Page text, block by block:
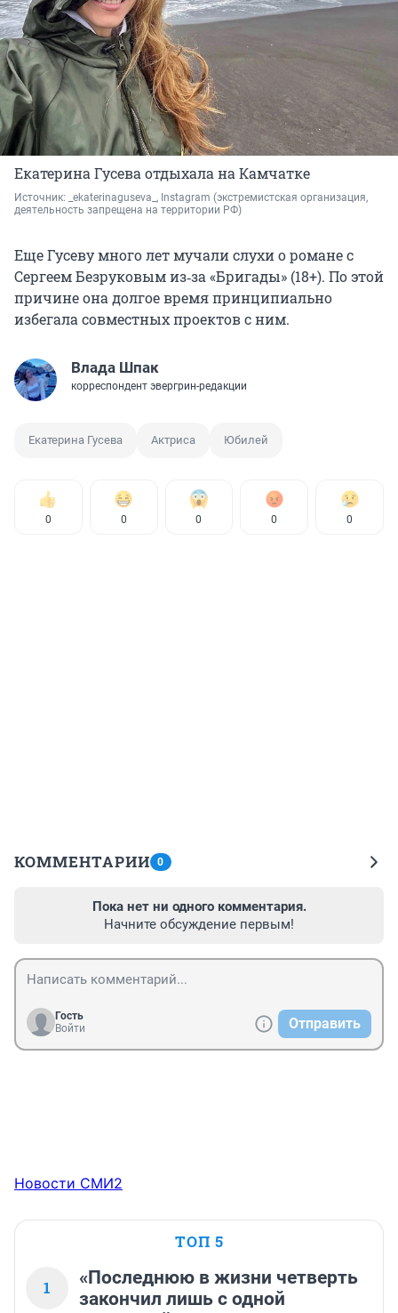
Екатерина Гусева отдыхала на Камчатке
Источник: _ekaterinaguseva_, Instagram (экстремистская организация,
деятельность запрещена на территории РФ)
Еще Гусеву много лет мучали слухи о романе с
Сергеем Безруковым из‑за «Бригады» (18+). По этой
причине она долгое время принципиально
избегала совместных проектов с ним.
Влада Шпак
корреспондент эвергрин-редакции
Екатерина Гусева Актриса Юбилей
0 0 0 0 0
КОММЕНТАРИИ 0
Пока нет ни одного комментария.
Начните обсуждение первым!
Гость
Войти
Отправить
Новости СМИ2
ТОП 5
1
«Последнюю в жизни четверть
закончил лишь с одной